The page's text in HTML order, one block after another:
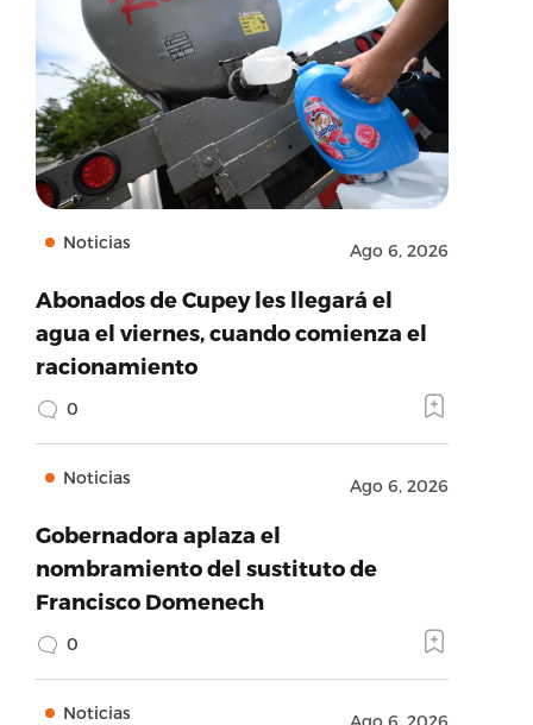
Noticias Ago 6, 2026
Abonados de Cupey les llegará el
agua el viernes, cuando comienza el
racionamiento
0
Noticias Ago 6, 2026
Gobernadora aplaza el
nombramiento del sustituto de
Francisco Domenech
0
Noticias Ago 6, 2026